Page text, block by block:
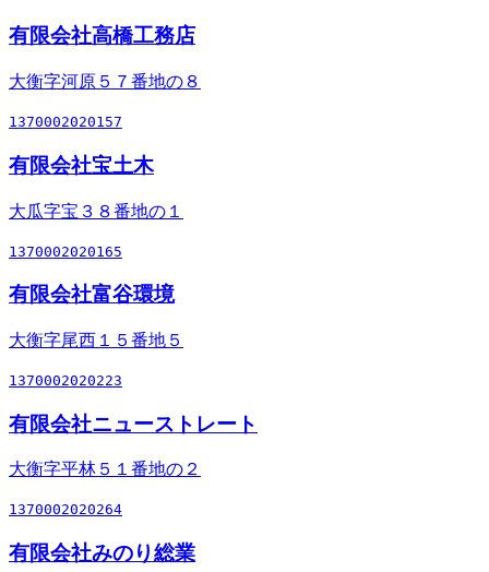
有限会社高橋工務店
大衡字河原５７番地の８
1370002020157
有限会社宝土木
大瓜字宝３８番地の１
1370002020165
有限会社富谷環境
大衡字尾西１５番地５
1370002020223
有限会社ニューストレート
大衡字平林５１番地の２
1370002020264
有限会社みのり総業